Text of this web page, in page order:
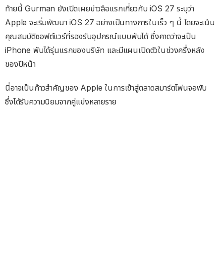
ท้ายนี้ Gurman ยังเปิดเผยข่าวลือแรกเกี่ยวกับ iOS 27 ระบุว่า
Apple จะเริ่มพัฒนา iOS 27 อย่างเป็นทางการในเร็ว ๆ นี้ โดยจะเน้น
คุณสมบัติซอฟต์แวร์ที่รองรับอุปกรณ์แบบพับได้ ซึ่งคาดว่าจะเป็น
iPhone พับได้รุ่นแรกของบริษัท และมีแผนเปิดตัวในช่วงครึ่งหลัง
ของปีหน้า
นี่อาจเป็นก้าวสำคัญของ Apple ในการเข้าสู่ตลาดสมาร์ตโฟนจอพับ
ซึ่งได้รับความนิยมจากคู่แข่งหลายราย